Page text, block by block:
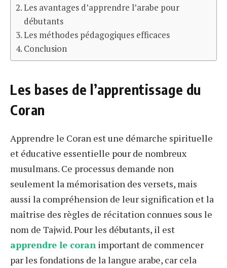
Les avantages d’apprendre l’arabe pour
débutants
Les méthodes pédagogiques efficaces
Conclusion
Les bases de l’apprentissage du
Coran
Apprendre le Coran est une démarche spirituelle
et éducative essentielle pour de nombreux
musulmans. Ce processus demande non
seulement la mémorisation des versets, mais
aussi la compréhension de leur signification et la
maîtrise des règles de récitation connues sous le
nom de Tajwid. Pour les débutants, il est
apprendre le coran important de commencer
par les fondations de la langue arabe, car cela